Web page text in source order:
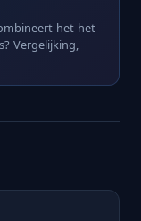
het het
Vergelijking,